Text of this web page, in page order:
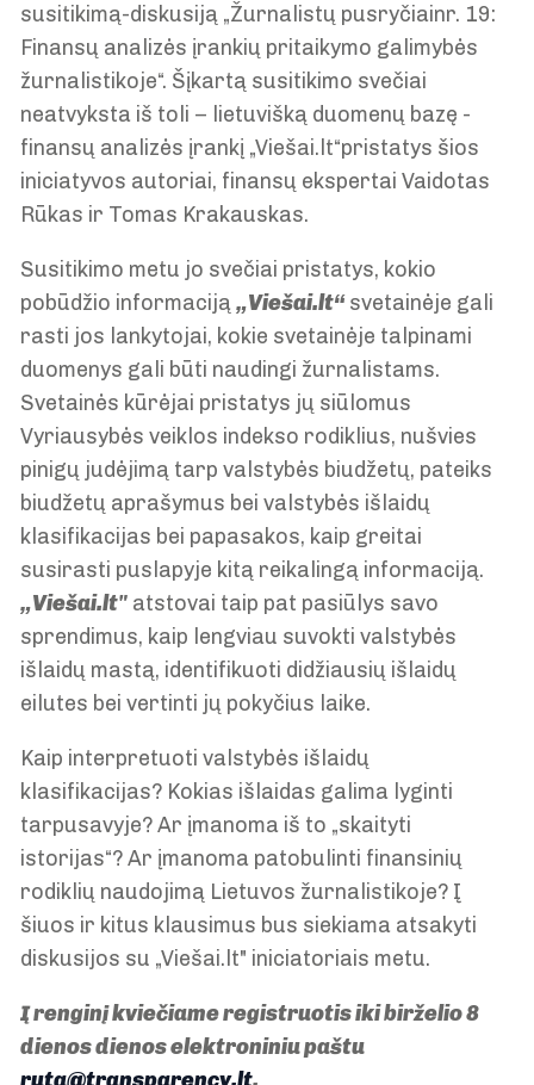
susitikimą-diskusiją „Žurnalistų pusryčiainr. 19:
Finansų analizės įrankių pritaikymo galimybės
žurnalistikoje“. Šįkartą susitikimo svečiai
neatvyksta iš toli – lietuvišką duomenų bazę -
finansų analizės įrankį „Viešai.lt“pristatys šios
iniciatyvos autoriai, finansų ekspertai Vaidotas
Rūkas ir Tomas Krakauskas.
Susitikimo metu jo svečiai pristatys, kokio
pobūdžio informaciją „Viešai.lt“svetainėje gali
rasti jos lankytojai, kokie svetainėje talpinami
duomenys gali būti naudingi žurnalistams.
Svetainės kūrėjai pristatys jų siūlomus
Vyriausybės veiklos indekso rodiklius, nušvies
pinigų judėjimą tarp valstybės biudžetų, pateiks
biudžetų aprašymus bei valstybės išlaidų
klasifikacijas bei papasakos, kaip greitai
susirasti puslapyje kitą reikalingą informaciją.
„Viešai.lt" atstovai taip pat pasiūlys savo
sprendimus, kaip lengviau suvokti valstybės
išlaidų mastą, identifikuoti didžiausių išlaidų
eilutes bei vertinti jų pokyčius laike.
Kaip interpretuoti valstybės išlaidų
klasifikacijas? Kokias išlaidas galima lyginti
tarpusavyje? Ar įmanoma iš to „skaityti
istorijas“? Ar įmanoma patobulinti finansinių
rodiklių naudojimą Lietuvos žurnalistikoje? Į
šiuos ir kitus klausimus bus siekiama atsakyti
diskusijos su „Viešai.lt" iniciatoriais metu.
Į renginį kviečiame registruotis iki birželio 8
dienos dienos elektroniniu paštu